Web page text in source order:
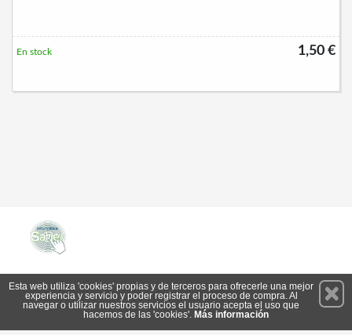
1,50 €
En stock
Suscríbete
Esta web utiliza 'cookies' propias y de terceros para ofrecerle una mejor
experiencia y servicio y poder registrar el proceso de compra. Al
navegar o utilizar nuestros servicios el usuario acepta el uso que
hacemos de las 'cookies'. Más información